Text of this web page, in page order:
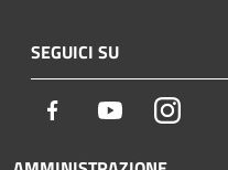
SEGUICI SU
Facebook Youtube